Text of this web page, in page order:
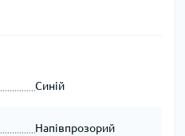
Синій
Напівпрозорий